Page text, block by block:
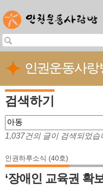
검색하기
1,037건의 글이 검색되었습
인권하루소식 (40호)
‘장애인 교육권 확